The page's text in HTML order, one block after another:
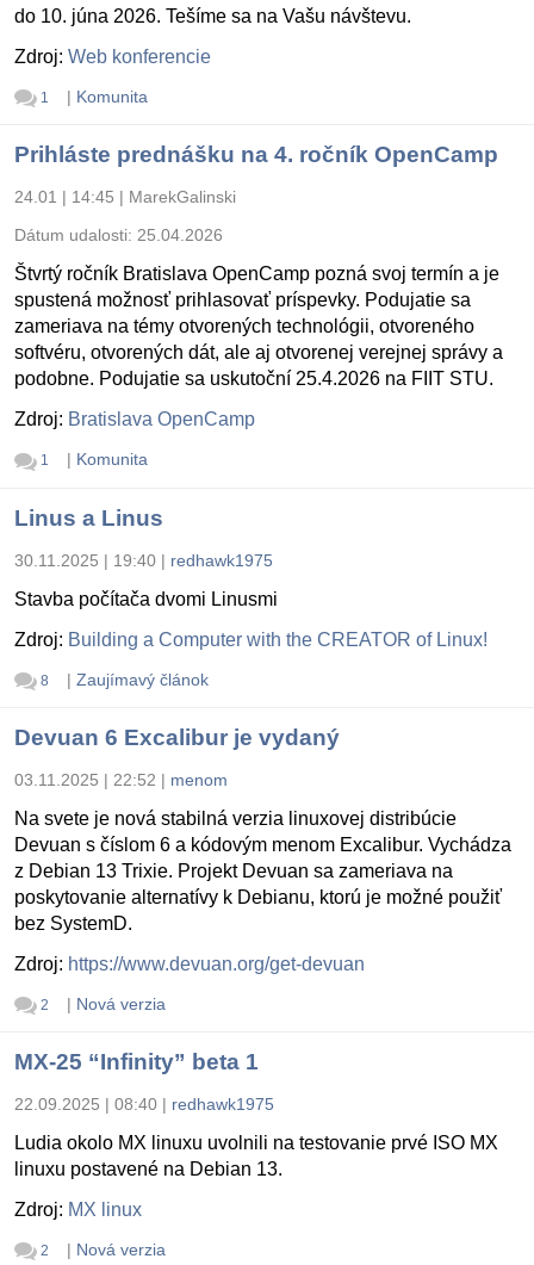
do 10. júna 2026. Tešíme sa na Vašu návštevu.
Zdroj: Web konferencie
1 | Komunita
Prihláste prednášku na 4. ročník OpenCamp
24.01 | 14:45 | MarekGalinski
Dátum udalosti: 25.04.2026
Štvrtý ročník Bratislava OpenCamp pozná svoj termín a je
spustená možnosť prihlasovať príspevky. Podujatie sa
zameriava na témy otvorených technológii, otvoreného
softvéru, otvorených dát, ale aj otvorenej verejnej správy a
podobne. Podujatie sa uskutoční 25.4.2026 na FIIT STU.
Zdroj: Bratislava OpenCamp
1 | Komunita
Linus a Linus
30.11.2025 | 19:40 | redhawk1975
Stavba počítača dvomi Linusmi
Zdroj: Building a Computer with the CREATOR of Linux!
8 | Zaujímavý článok
Devuan 6 Excalibur je vydaný
03.11.2025 | 22:52 | menom
Na svete je nová stabilná verzia linuxovej distribúcie
Devuan s číslom 6 a kódovým menom Excalibur. Vychádza
z Debian 13 Trixie. Projekt Devuan sa zameriava na
poskytovanie alternatívy k Debianu, ktorú je možné použiť
bez SystemD.
Zdroj: https://www.devuan.org/get-devuan
2 | Nová verzia
MX-25 “Infinity” beta 1
22.09.2025 | 08:40 | redhawk1975
Ludia okolo MX linuxu uvolnili na testovanie prvé ISO MX
linuxu postavené na Debian 13.
Zdroj: MX linux
2 | Nová verzia